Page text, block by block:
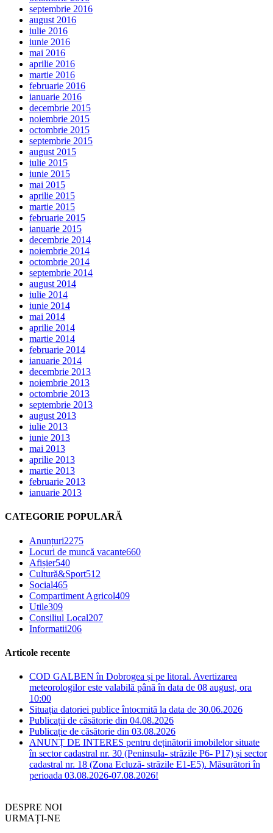
septembrie 2016
august 2016
iulie 2016
iunie 2016
mai 2016
aprilie 2016
martie 2016
februarie 2016
ianuarie 2016
decembrie 2015
noiembrie 2015
octombrie 2015
septembrie 2015
august 2015
iulie 2015
iunie 2015
mai 2015
aprilie 2015
martie 2015
februarie 2015
ianuarie 2015
decembrie 2014
noiembrie 2014
octombrie 2014
septembrie 2014
august 2014
iulie 2014
iunie 2014
mai 2014
aprilie 2014
martie 2014
februarie 2014
ianuarie 2014
decembrie 2013
noiembrie 2013
octombrie 2013
septembrie 2013
august 2013
iulie 2013
iunie 2013
mai 2013
aprilie 2013
martie 2013
februarie 2013
ianuarie 2013
CATEGORIE POPULARĂ
Anunțuri2275
Locuri de muncă vacante660
Afișier540
Cultură&Sport512
Social465
Compartiment Agricol409
Utile309
Consiliul Local207
Informatii206
Articole recente
COD GALBEN în Dobrogea și pe litoral. Avertizarea
meteorologilor este valabilă până în data de 08 august, ora
10:00
Situația datoriei publice întocmită la data de 30.06.2026
Publicații de căsătorie din 04.08.2026
Publicație de căsătorie din 03.08.2026
ANUNȚ DE INTERES pentru deținătorii imobilelor situate
în sector cadastral nr. 30 (Peninsula- străzile P6- P17) și sector
cadastral nr. 18 (Zona Ecluză- străzile E1-E5). Măsurători în
perioada 03.08.2026-07.08.2026!
DESPRE NOI
URMAȚI-NE